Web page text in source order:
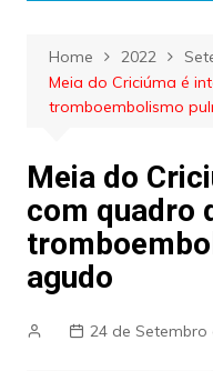
Home 2022
Meia do Criciúma é
tromboembolismo
Meia do
com quadro
agudo
24 de Setembro